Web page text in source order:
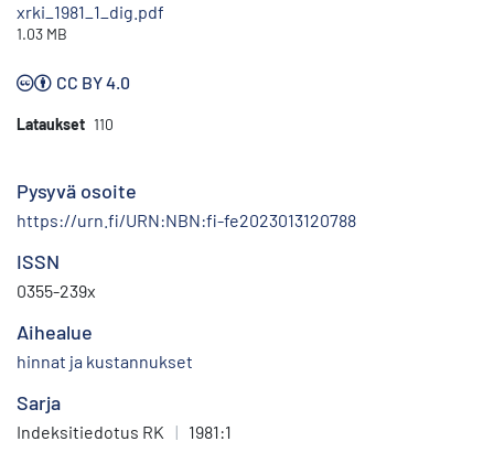
xrki_1981_1_dig.pdf
1.03 MB
CC BY 4.0
Lataukset 110
Pysyvä osoite
https://urn.fi/URN:NBN:fi-fe2023013120788
ISSN
0355-239x
Aihealue
hinnat ja kustannukset
Sarja
Indeksitiedotus RK | 1981:1